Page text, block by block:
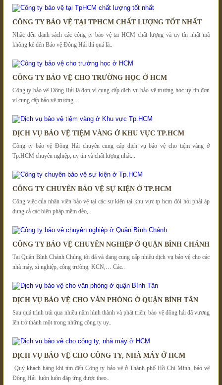
CÔNG TY BẢO VỆ TẠI TPHCM CHẤT LƯỢNG TỐT NHẤT
Nhắc đến danh sách các công ty bảo vệ tai HCM chất lượng và uy tín nhất mà
không kể đến Bảo vệ Đông Hải thì quả là..
CÔNG TY BẢO VỆ CHO TRƯỜNG HỌC Ở HCM
Công ty bảo vệ Đông Hải là đơn vị cung cấp dịch vụ bảo vệ trường học uy tín đơn
vị cung cấp bảo vệ trường..
DỊCH VỤ BẢO VỆ TIỆM VÀNG Ở KHU VỰC TP.HCM
Công ty bảo vệ Đông Hải chuyên cung cấp dịch vụ bảo vệ cho tiệm vàng ở
Tp.HCM chuyên nghiệp, uy tín và chất lượng nhất...
CÔNG TY CHUYÊN BẢO VỆ SỰ KIỆN Ở TP.HCM
Công việc của nhân viên bảo vệ tại các sự kiện tại khu vực tp hcm đòi hỏi phải áp
dụng cả các biện pháp mềm dẻo,..
CÔNG TY BẢO VỆ CHUYÊN NGHIỆP Ở QUẬN BÌNH CHÁNH
Tại Quận Bình Chánh Chúng tôi đã và đang cung cấp nhiều dịch vụ bảo vệ cho các
nhà máy, xí nghiệp, công trường, KCN,… Các..
DỊCH VỤ BẢO VỆ CHO VĂN PHÒNG Ở QUẬN BÌNH TÂN
Sau quá trình trải qua nhiều năm hình thành và phát triển, bảo vệ đông hải đã vương
lên trở thành một trong những công ty uy..
DỊCH VỤ BẢO VỆ CHO CÔNG TY, NHÀ MÁY Ở HCM
Quý khách hàng khi tìm đến Công ty bảo vệ ở Thành phố Hồ Chí Minh, bảo vệ
Đông Hải luôn luôn đáp ứng được theo..